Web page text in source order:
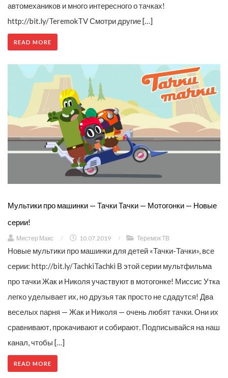
автомехаников и много интересного о тачках!
http://bit.ly/TeremokTV Смотри другие […]
READ MORE
Мультики про машинки — Тачки Тачки — Мотогонки — Новые
серии!
Мистер Макс / 10.07.2019 / Теремок ТВ
Новые мультики про машинки для детей «Тачки-Тачки», все
серии: http://bit.ly/TachkiTachki В этой серии мультфильма
про тачки Жак и Николя участвуют в мотогонке! Миссис Утка
легко уделывает их, но друзья так просто не сдадутся! Два
веселых парня — Жак и Николя — очень любят тачки. Они их
сравнивают, прокачивают и собирают. Подписывайся на наш
канал, чтобы […]
READ MORE